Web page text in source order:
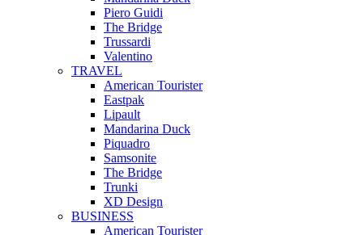
Piero Guidi
The Bridge
Trussardi
Valentino
TRAVEL
American Tourister
Eastpak
Lipault
Mandarina Duck
Piquadro
Samsonite
The Bridge
Trunki
XD Design
BUSINESS
American Tourister